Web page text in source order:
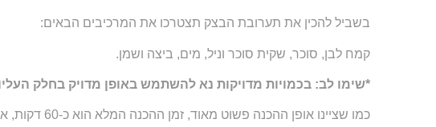
בשביל להכין את תערובת הבצק תצטרכו את המרכיבים הבאים:
קמח לבן, סוכר, שקית סוכר וניל, מים, ביצה ושמן.
*שימו לב: בכמויות מדויקות נא להשתמש באופן מדויק בחלק
כמו שציינו אופן ההכנה פשוט מאוד, זמן ההכנה המלא הוא כ-60 דקות, אבל רוב הזמן זה אפייה בתנור.